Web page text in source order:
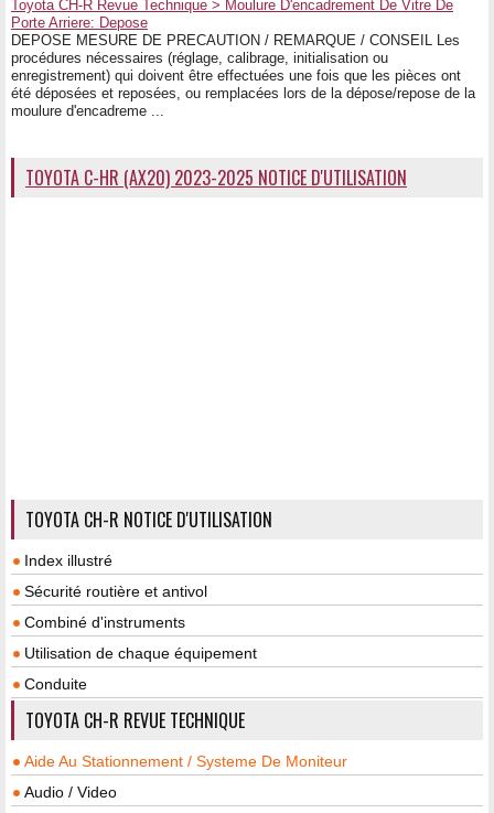
Toyota CH-R Revue Technique > Moulure D'encadrement De Vitre De
Porte Arriere: Depose
DEPOSE MESURE DE PRECAUTION / REMARQUE / CONSEIL Les
procédures nécessaires (réglage, calibrage, initialisation ou
enregistrement) qui doivent être effectuées une fois que les pièces ont
été déposées et reposées, ou remplacées lors de la dépose/repose de la
moulure d'encadreme ...
TOYOTA C-HR (AX20) 2023-2025 NOTICE D'UTILISATION
TOYOTA CH-R NOTICE D'UTILISATION
Index illustré
Sécurité routière et antivol
Combiné d'instruments
Utilisation de chaque équipement
Conduite
TOYOTA CH-R REVUE TECHNIQUE
Aide Au Stationnement / Systeme De Moniteur
Audio / Video